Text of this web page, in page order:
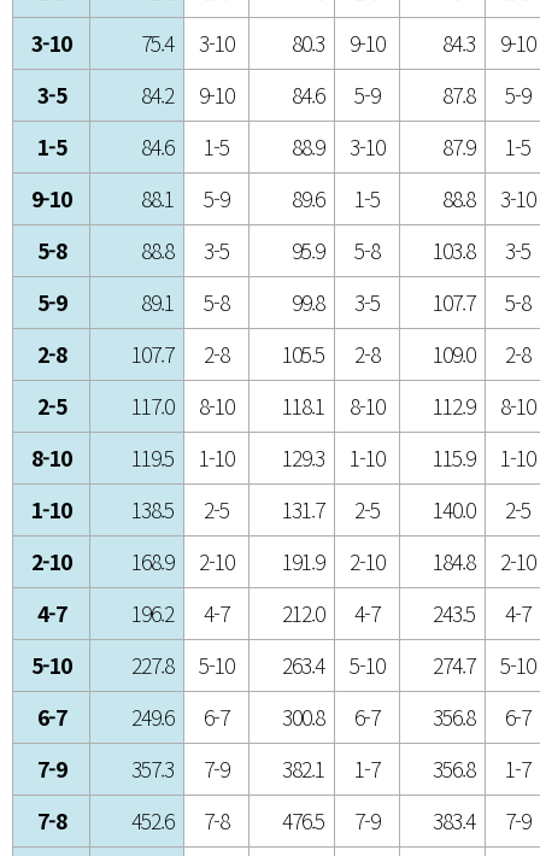
3-10
75.4 3-10 80.3 9-10 84.3
9-10
3-5
84.2 9-10 84.6 5-9 87.8
5-9
1-5
84.6 1-5 88.9 3-10 87.9
1-5
9-10
88.1 5-9 89.6 1-5 88.8
3-10
5-8
88.8 3-5 95.9 5-8 103.8
3-5
5-9
89.1 5-8 99.8 3-5 107.7
5-8
2-8
107.7 2-8 105.5 2-8 109.0
2-8
2-5
117.0 8-10 118.1 8-10 112.9
8-10
8-10
119.5 1-10 129.3 1-10 115.9
1-10
1-10
138.5 2-5 131.7 2-5 140.0
2-5
2-10
168.9 2-10 191.9 2-10 184.8
2-10
4-7
196.2 4-7 212.0 4-7 243.5
4-7
5-10
227.8 5-10 263.4 5-10 274.7
5-10
6-7
249.6 6-7 300.8 6-7 356.8
6-7
7-9
357.3 7-9 382.1 1-7 356.8
1-7
7-8
452.6 7-8 476.5 7-9 383.4
7-9